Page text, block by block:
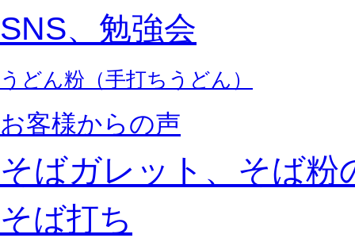
SNS、勉強会
うどん粉（手打ちうどん）
お客様からの声
そばガレット、そば粉
そば打ち